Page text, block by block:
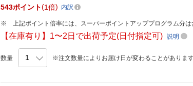
543ポイント 1倍 内訳
上記ポイント倍率には、スーパーポイントアッププログラム分は
【在庫有り】1〜2日で出荷予定(日付指定可)説明
数量 ※注文数量によりお届け日が変わることがあります